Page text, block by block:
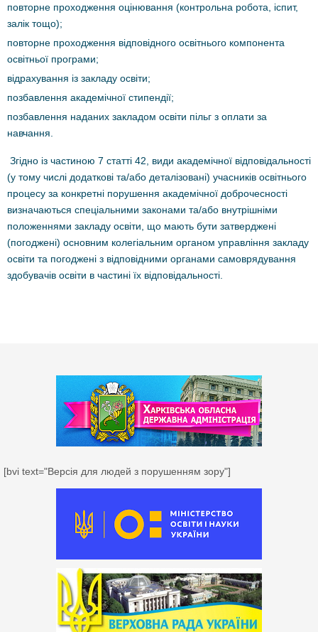
повторне проходження оцінювання (контрольна робота, іспит,
залік тощо);
повторне проходження відповідного освітнього компонента
освітньої програми;
відрахування із закладу освіти;
позбавлення академічної стипендії;
позбавлення наданих закладом освіти пільг з оплати за
навчання.
Згідно із частиною 7 статті 42, види академічної відповідальності
(у тому числі додаткові та/або деталізовані) учасників освітнього
процесу за конкретні порушення академічної доброчесності
визначаються спеціальними законами та/або внутрішніми
положеннями закладу освіти, що мають бути затверджені
(погоджені) основним колегіальним органом управління закладу
освіти та погоджені з відповідними органами самоврядування
здобувачів освіти в частині їх відповідальності.
[bvi text="Версія для людей з порушенням зору"]